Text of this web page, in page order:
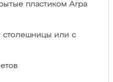
пластиком Arpa
или с